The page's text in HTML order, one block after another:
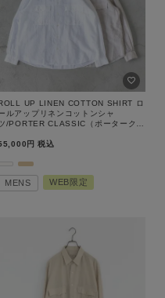
検索
UP LINEN COTTON SHIRT ロ
ルアップリネンコットンシャ
/PORTER CLASSIC（ポータークラ
税込
MENS WEB限定